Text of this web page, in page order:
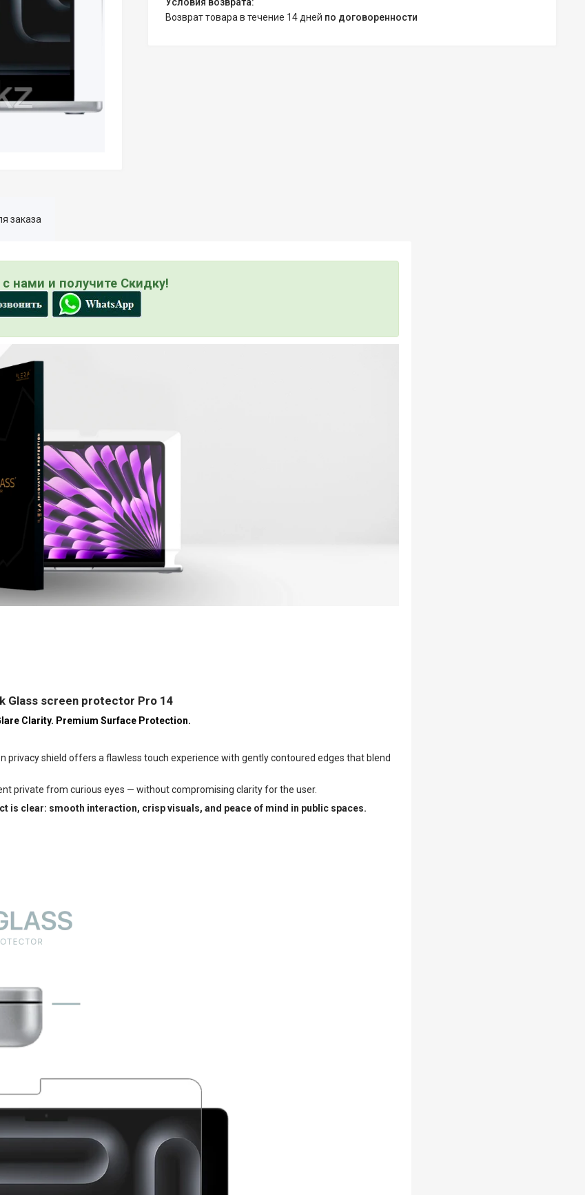
возврат товара в течение 14 дней по договоренности
заказа
нами и получите Скидку!
Glass screen protector Pro 14
Clarity. Premium Surface Protection.
privacy shield offers a flawless touch experience with gently contoured edges that blend
private from curious eyes — without compromising clarity for the user.
is clear: smooth interaction, crisp visuals, and peace of mind in public spaces.